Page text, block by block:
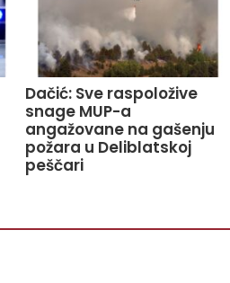
Dačić: Sve raspoložive
snage MUP-a
angažovane na gašenju
požara u Deliblatskoj
peščari